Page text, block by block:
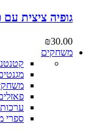
גופיה ציצית עם
₪30.00
משחקים
ספרי